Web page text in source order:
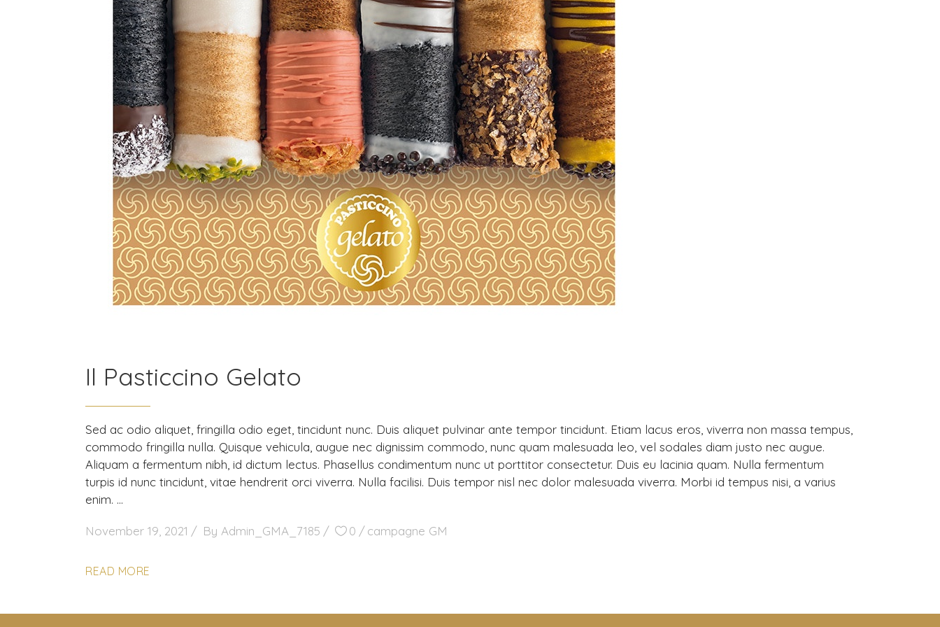
Il Pasticcino Gelato
Sed ac odio aliquet, fringilla odio eget, tincidunt nunc. Duis aliquet pulvinar ante tempor tincidunt. Etiam lacus eros, viverra non massa tempus,
commodo fringilla nulla. Quisque vehicula, augue nec dignissim commodo, nunc quam malesuada leo, vel sodales diam justo nec augue.
Aliquam a fermentum nibh, id dictum lectus. Phasellus condimentum nunc ut porttitor consectetur. Duis eu lacinia quam. Nulla fermentum
turpis id nunc tincidunt, vitae hendrerit orci viverra. Nulla facilisi. Duis tempor nisl nec dolor malesuada viverra. Morbi id tempus nisi, a varius
enim.
November 19, 2021 By Admin_GMA_7185 0 campagne GM
READ MORE